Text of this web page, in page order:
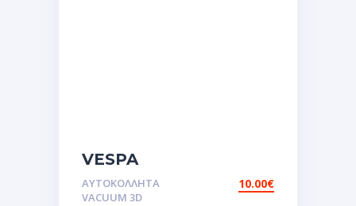
VESPA
PINK.Αυτοκόλλητα
ΑΥΤΟΚΌΛΛΗΤΑ
VACUUM 3D
10.00€